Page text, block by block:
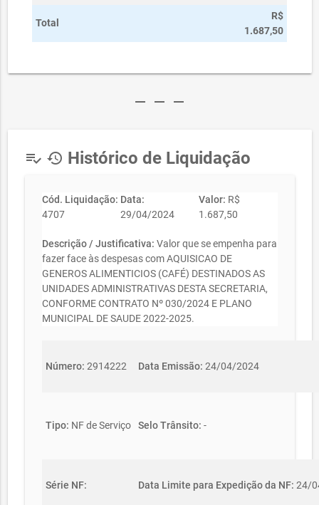
Total
R$
1.687,50
remove remove remove
playlist_add_check history Histórico de Liquidação
Cód. Liquidação:
4707
Data:
29/04/2024
Valor: R$
1.687,50
Descrição / Justificativa: Valor que se empenha para
fazer face às despesas com AQUISICAO DE
GENEROS ALIMENTICIOS (CAFÉ) DESTINADOS AS
UNIDADES ADMINISTRATIVAS DESTA SECRETARIA,
CONFORME CONTRATO Nº 030/2024 E PLANO
MUNICIPAL DE SAUDE 2022-2025.
Número: 2914222 Data Emissão: 24/04/2024
Tipo: NF de Serviço Selo Trânsito: -
Série NF: Data Limite para Expedição da NF: 24/